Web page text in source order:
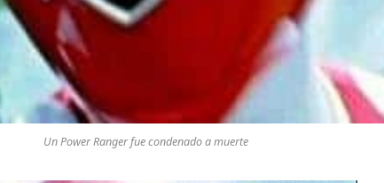
Un Power Ranger fue condenado a muerte